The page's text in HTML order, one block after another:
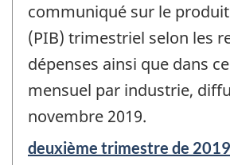
communiqué sur le
(PIB) trimestriel selon les
dépenses ainsi que dans
mensuel par industrie,
novembre 2019.
Période
deuxième trimestre de 2019